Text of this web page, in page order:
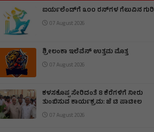
ಐರ್ಯಲೆಂಡ್‌ಗೆ ೩೦೦ ರನ್‌ಗಳ ಗೆಲುವಿನ ಗುರಿ
07 August 2026
ಶ್ರೀಲಂಕಾ ಇಲೆವೆನ್ ಉತ್ತಮ ಮೊತ್ತ
07 August 2026
ಕಳಸಕೊಪ್ಪ ಸೇರಿದಂತೆ 8 ಕೆರೆಗಳಿಗೆ ನೀರು
ತುಂಬಿಸುವ ಕಾರ್ಯಕ್ರಮ: ಜೆ ಟಿ ಪಾಟೀಲ
07 August 2026